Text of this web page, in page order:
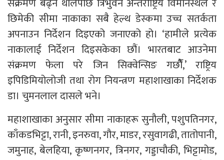
छिमेकी सीमा नाकाका सबै हेल्थ डेस्कमा उच्च सतर्कता
अपनाउन निर्देशन दिइएको जनाएको हो। ‘हामीले प्रत्येक
नाकालाई निर्देशन दिइसकेका छौं। भारतबाट आउनेमा
संक्रमण फेला परे जिन सिक्वेन्सिङ गर्छौैं,’ राष्ट्रिय
इपिडिमियोलोजी तथा रोग नियन्त्रण महाशाखाका निर्देशक
डा। चुमनलाल दासले भने।
महाशाखाका अनुसार सीमा नाकाहरू सुनौली, पशुपतिनगर,
काँकडभिट्टा, रानी, इनरुवा, गौर, माडर, रसुवागढी, तातोपानी,
जमुनाह, बेलहिया, कृष्णनगर, त्रिनगर, गड्डाचौकी, भिट्टामोड,